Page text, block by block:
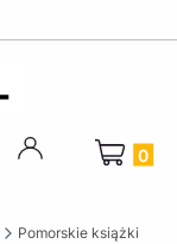
Produkty
Pomorskie książki